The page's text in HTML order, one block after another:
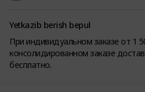
Yetkazib berish bepul
При индивидуальном заказе от 1
консолидированном заказе
бесплатно.